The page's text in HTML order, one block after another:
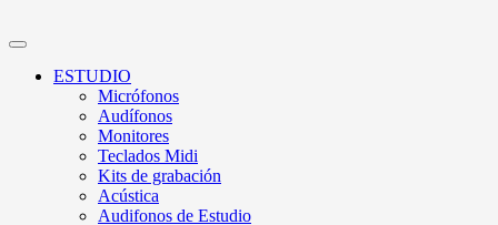
ESTUDIO
Micrófonos
Audífonos
Monitores
Teclados Midi
Kits de grabación
Acústica
Audifonos de Estudio